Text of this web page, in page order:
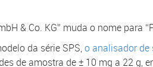
& Co. KG” muda o nome para
da série SPS,o analisador de
de amostra de ± 10 mg a 22 g,